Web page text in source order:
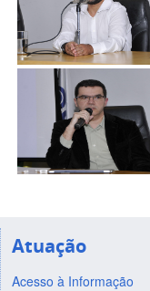
Atuação
Acesso à Informação